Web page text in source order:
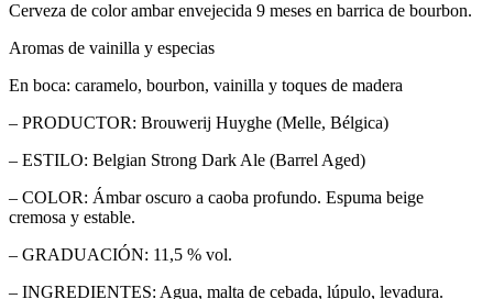
Cerveza de color ambar envejecida 9 meses en barrica de bourbon.
Aromas de vainilla y especias
En boca: caramelo, bourbon, vainilla y toques de madera
– PRODUCTOR: Brouwerij Huyghe (Melle, Bélgica)
– ESTILO: Belgian Strong Dark Ale (Barrel Aged)
– COLOR: Ámbar oscuro a caoba profundo. Espuma beige
cremosa y estable.
– GRADUACIÓN: 11,5 % vol.
– INGREDIENTES: Agua, malta de cebada, lúpulo, levadura.